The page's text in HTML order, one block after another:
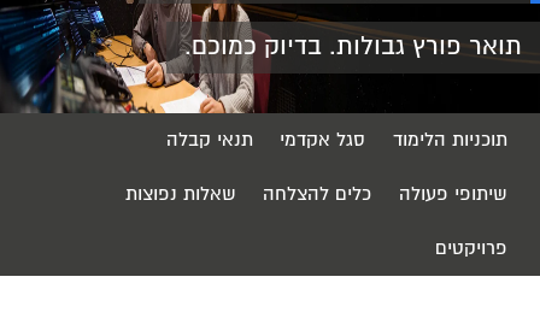
תואר פורץ גבולות. בדיוק כמוכם.
תוכניות הלימוד סגל אקדמי תנאי קבלה
שיתופי פעולה כלים להצלחה שאלות נפוצות
פרויקטים